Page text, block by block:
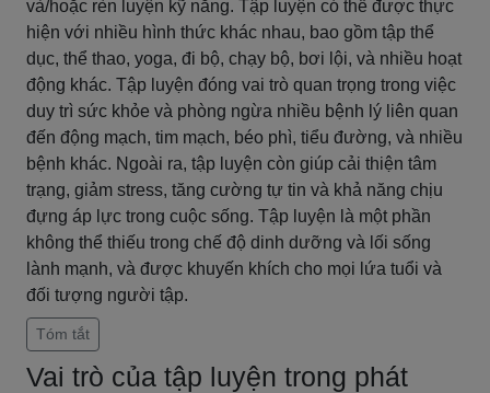
và/hoặc rèn luyện kỹ năng. Tập luyện có thể được thực
hiện với nhiều hình thức khác nhau, bao gồm tập thể
dục, thể thao, yoga, đi bộ, chạy bộ, bơi lội, và nhiều hoạt
động khác. Tập luyện đóng vai trò quan trọng trong việc
duy trì sức khỏe và phòng ngừa nhiều bệnh lý liên quan
đến động mạch, tim mạch, béo phì, tiểu đường, và nhiều
bệnh khác. Ngoài ra, tập luyện còn giúp cải thiện tâm
trạng, giảm stress, tăng cường tự tin và khả năng chịu
đựng áp lực trong cuộc sống. Tập luyện là một phần
không thể thiếu trong chế độ dinh dưỡng và lối sống
lành mạnh, và được khuyến khích cho mọi lứa tuổi và
đối tượng người tập.
Tóm tắt
Vai trò của tập luyện trong phát